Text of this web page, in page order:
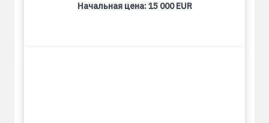
Начальная цена:15 000 EUR